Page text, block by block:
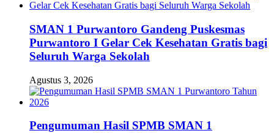
SMAN 1 Purwantoro Gandeng Puskesmas
Purwantoro I Gelar Cek Kesehatan Gratis bagi
Seluruh Warga Sekolah
Agustus 3, 2026
Pengumuman Hasil SPMB SMAN 1